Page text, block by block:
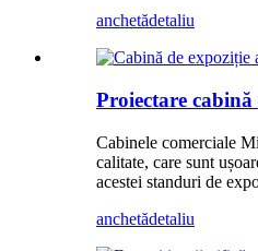
anchetădetaliu
Proiectare
Cabinele comerciale
calitate, care sunt
acestei standuri de
anchetădetaliu